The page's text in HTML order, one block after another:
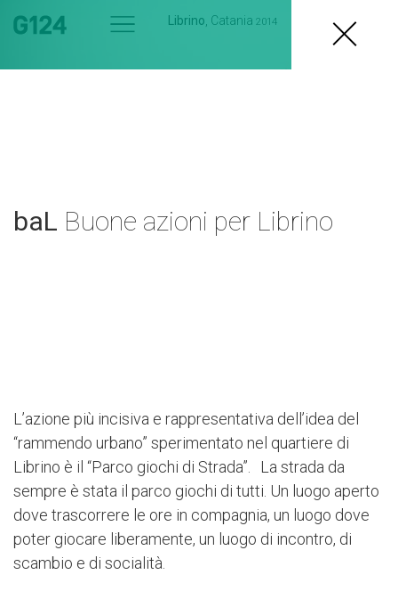
Librino , Catania2014
Buone Azioni per Librino, trova la sua realizzazione nel
quartiere di Librino a Catania in cui l’utopia della “new
town” dell’Arch. Kenzo Tange è diventata una triste
realtà di degrado e malessere sociale. A Librino dove i
bambini giocano tra le macerie di un teatro
abbandonato, dove sono assenti luoghi di
baL Buone azioni per Librino
L’azione più incisiva e rappresentativa dell’idea del
“rammendo urbano” sperimentato nel quartiere di
Librino è il “Parco giochi di Strada”. La strada da
sempre è stata il parco giochi di tutti. Un luogo aperto
dove trascorrere le ore in compagnia, un luogo dove
poter giocare liberamente, un luogo di incontro, di
scambio e di socialità.